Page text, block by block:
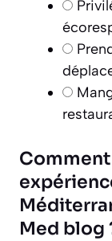
Med blog